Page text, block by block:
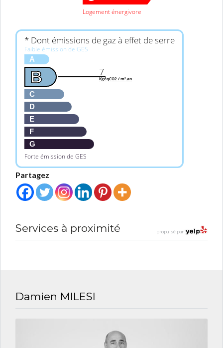
Logement énergivore
* Dont émissions de gaz à effet de serre
Faible émission de GES
A
B
C
D
E
F
G
Forte émission de GES
7
KgéqCO2 / m².an
Partagez
propulsé par
Services à proximité
Damien MILESI